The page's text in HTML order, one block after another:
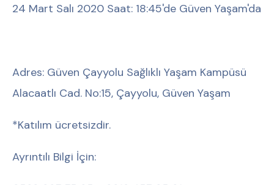
24 Mart Salı 2020 Saat: 18:45'de Güven Yaşam'da
Adres: Güven Çayyolu Sağlıklı Yaşam Kampüsü
Alacaatlı Cad. No:15, Çayyolu, Güven Yaşam
*Katılım ücretsizdir.
Ayrıntılı Bilgi İçin: